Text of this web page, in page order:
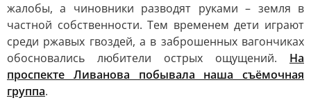
жалобы, а чиновники разводят руками – земля в
частной собственности. Тем временем дети играют
среди ржавых гвоздей, а в заброшенных вагончиках
обосновались любители острых ощущений. На
проспекте Ливанова побывала наша съёмочная
группа.